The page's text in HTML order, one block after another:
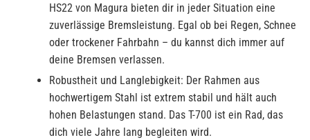
HS22 von Magura bieten dir in jeder Situation eine
zuverlässige Bremsleistung. Egal ob bei Regen, Schnee
oder trockener Fahrbahn – du kannst dich immer auf
deine Bremsen verlassen.
Robustheit und Langlebigkeit: Der Rahmen aus
hochwertigem Stahl ist extrem stabil und hält auch
hohen Belastungen stand. Das T-700 ist ein Rad, das
dich viele Jahre lang begleiten wird.